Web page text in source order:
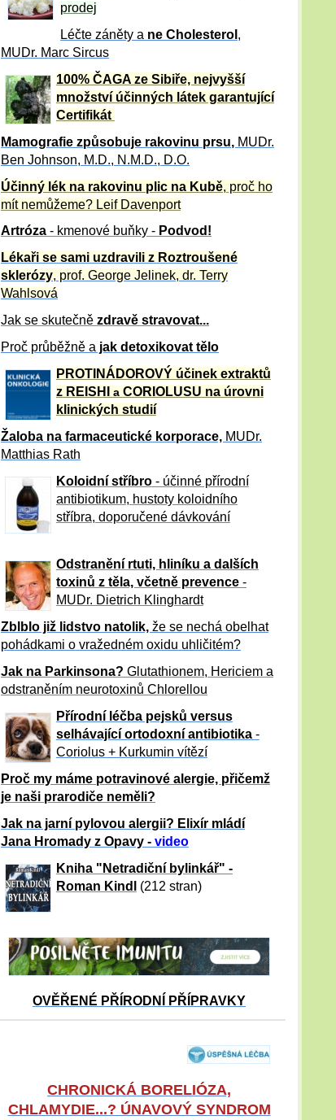
prodej
Léčte záněty a ne Cholesterol ,
MUDr. Marc Sircus
100% ČAGA ze Sibiře, nejvyšší
množství účinných látek garantující
Certifikát
Mamografie způsobuje rakovinu prsu, MUDr.
Ben Johnson, M.D., N.M.D., D.O.
Účinný lék na rakovinu plic na Kubě, proč ho
mít nemůžeme? Leif Davenport
Artróza - kmenové buňky - Podvod!
Lékaři se sami uzdravili z Roztroušené
sklerózy, prof. George Jelinek, dr. Terry
Wahlsová
Jak se skutečně zdravě stravovat...
Proč průběžně a jak detoxikovat tělo
PROTINÁDOROVÝ účinek extraktů
z REISHI a CORIOLUSU na úrovni
klinických studií
Žaloba na farmaceutické korporace, MUDr.
Matthias Rath
Koloidní stříbro- účinné přírodní
antibiotikum, hustoty koloidního
stříbra, doporučené dávkování
Odstranění rtuti, hliníku a dalších
toxinů z těla, včetně prevence -
MUDr. Dietrich Klinghardt
Zblblo již lidstvo natolik, že se nechá obelhat
pohádkami o vražedném oxidu uhličitém?
Jak na Parkinsona? Glutathionem, Hericiem a
odstraněním neurotoxinů Chlorellou
Přírodní léčba pejsků versus
selhávající ortodoxní antibiotika -
Coriolus + Kurkumin vítězí
Proč my máme potravinové alergie, přičemž
je naši prarodiče neměli?
Jak na jarní pylovou alergii? Elixír mládí
Jana Hromady z Opavy - video
Kniha "Netradiční bylinkář" -
Roman Kindl
(212 stran)
OVĚŘENÉ PŘÍRODNÍ PŘÍPRAVKY
CHRONICKÁ BORELIÓZA,
CHLAMYDIE...? ÚNAVOVÝ SYNDROM